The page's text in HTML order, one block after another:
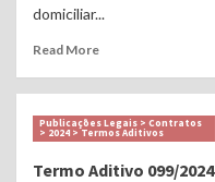
domiciliar...
Read More
Publicações Legais > Contratos
> 2024 > Termos Aditivos
Termo Aditivo 099/2024